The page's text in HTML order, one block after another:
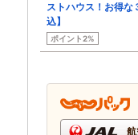
ストハウス！お得な
込】
ポイント2%